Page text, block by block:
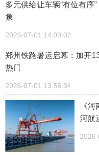
多元供给让车辆“有位有序
象
2026-07-01 14:00:02
郑州铁路暑运启幕：加开
热门
2026-07-01 13:56:34
《
河航